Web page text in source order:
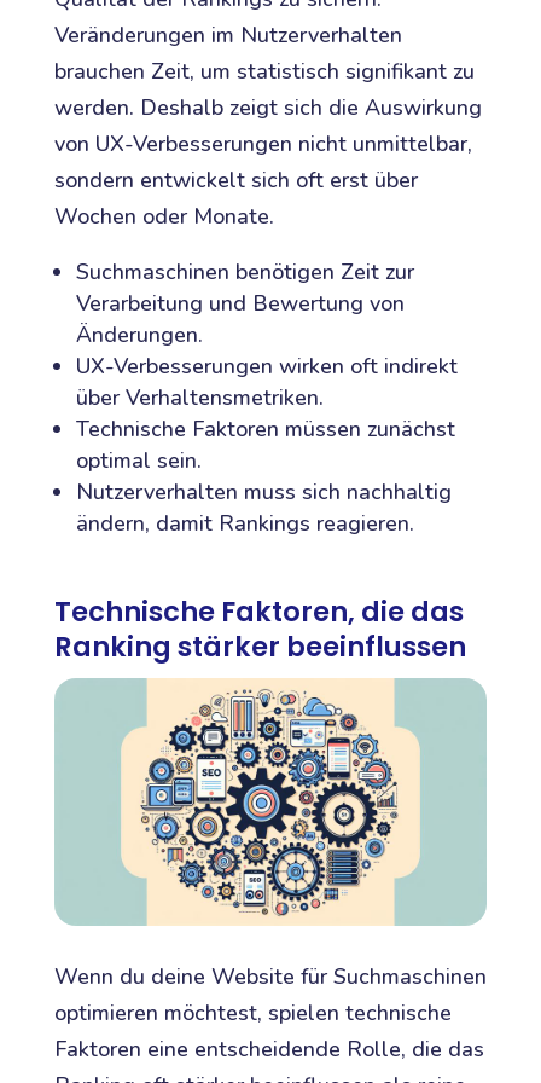
Veränderungen im Nutzerverhalten
brauchen Zeit, um statistisch signifikant zu
werden. Deshalb zeigt sich die Auswirkung
von UX-Verbesserungen nicht unmittelbar,
sondern entwickelt sich oft erst über
Wochen oder Monate.
Suchmaschinen benötigen Zeit zur
Verarbeitung und Bewertung von
Änderungen.
UX-Verbesserungen wirken oft indirekt
über Verhaltensmetriken.
Technische Faktoren müssen zunächst
optimal sein.
Nutzerverhalten muss sich nachhaltig
ändern, damit Rankings reagieren.
Technische Faktoren, die das
Ranking stärker beeinflussen
Wenn du deine Website für Suchmaschinen
optimieren möchtest, spielen technische
Faktoren eine entscheidende Rolle, die das